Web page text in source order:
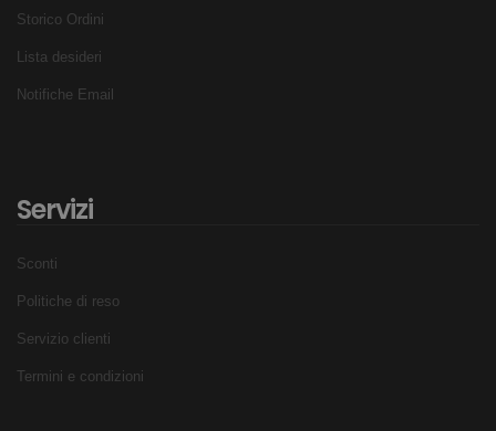
Storico Ordini
Lista desideri
Notifiche Email
Servizi
Sconti
Politiche di reso
Servizio clienti
Termini e condizioni